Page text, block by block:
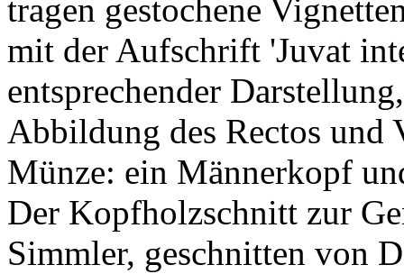
tragen gestochene
mit der Aufschrift 'Juvat
entsprechender
Abbildung des Rectos und
Münze: ein Männerkopf
Der Kopfholzschnitt zur
Simmler, geschnitten von